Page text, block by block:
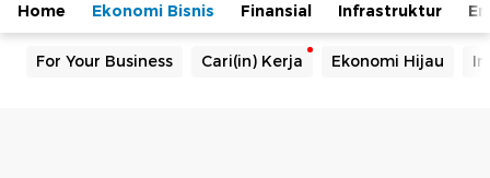
Home Ekonomi Bisnis Finansial Infrastruktur
For Your Business Cari(in) Kerja Ekonomi Hijau